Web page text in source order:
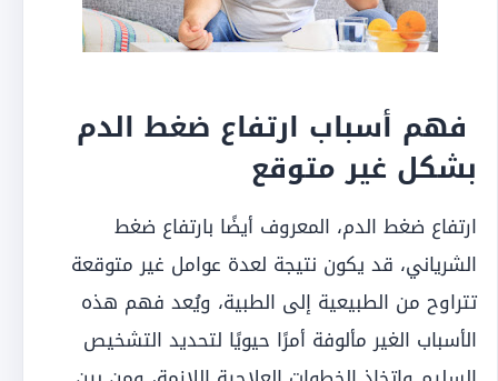
فهم أسباب ارتفاع ضغط الدم
بشكل غير متوقع
ارتفاع ضغط الدم، المعروف أيضًا بارتفاع ضغط
الشرياني، قد يكون نتيجة لعدة عوامل غير متوقعة
تتراوح من الطبيعية إلى الطبية، ويُعد فهم هذه
الأسباب الغير مألوفة أمرًا حيويًا لتحديد التشخيص